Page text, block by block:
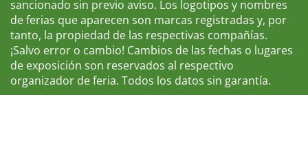
sancionado sin previo aviso. Los logotipos y nombres
de ferias que aparecen son marcas registradas y, por
tanto, la propiedad de las respectivas compañías.
¡Salvo error o cambio! Cambios de las fechas o lugares
de exposición son reservados al respectivo
organizador de feria. Todos los datos sin garantía.